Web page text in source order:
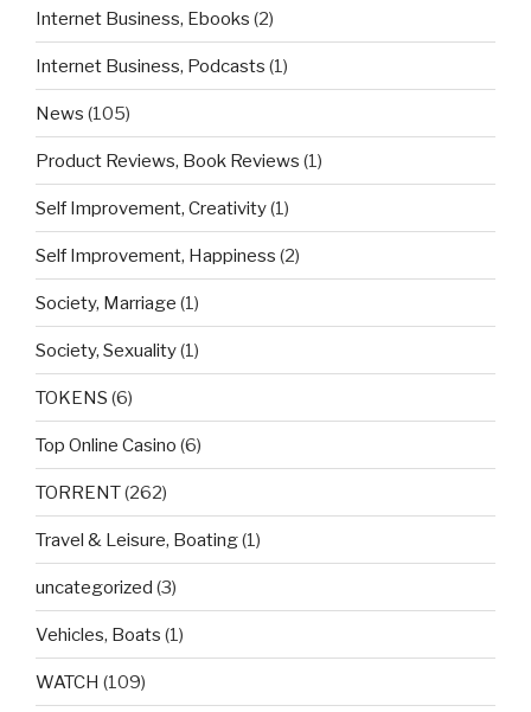
Internet Business, Ebooks (2)
Internet Business, Podcasts (1)
News (105)
Product Reviews, Book Reviews (1)
Self Improvement, Creativity(1)
Self Improvement, Happiness (2)
Society, Marriage (1)
Society, Sexuality(1)
TOKENS (6)
Top Online Casino (6)
TORRENT(262)
Travel & Leisure, Boating(1)
uncategorized (3)
Vehicles, Boats (1)
WATCH (109)